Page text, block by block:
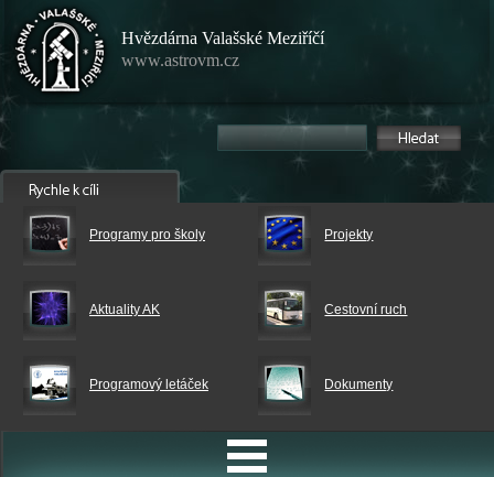
Hvězdárna Valašské Meziříčí
www.astrovm.cz
Programy pro školy Projekty
Aktuality AK Cestovní ruch
Programový letáček Dokumenty